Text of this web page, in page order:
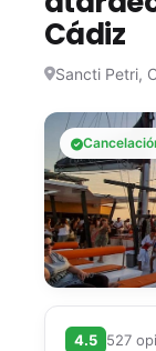
Cádiz
Sancti Petri,
4.5 527